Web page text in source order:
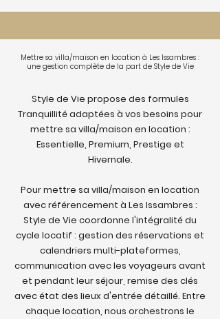
Mettre sa villa/maison en location à Les Issambres :
une gestion complète de la part de Style de Vie
Style de Vie propose des formules
Tranquillité adaptées à vos besoins pour
mettre sa villa/maison en location :
Essentielle, Premium, Prestige et
Hivernale.
Pour mettre sa villa/maison en location
avec référencement à Les Issambres :
Style de Vie coordonne l'intégralité du
cycle locatif : gestion des réservations et
calendriers multi-plateformes,
communication avec les voyageurs avant
et pendant leur séjour, remise des clés
avec état des lieux d'entrée détaillé. Entre
chaque location, nous orchestrons le